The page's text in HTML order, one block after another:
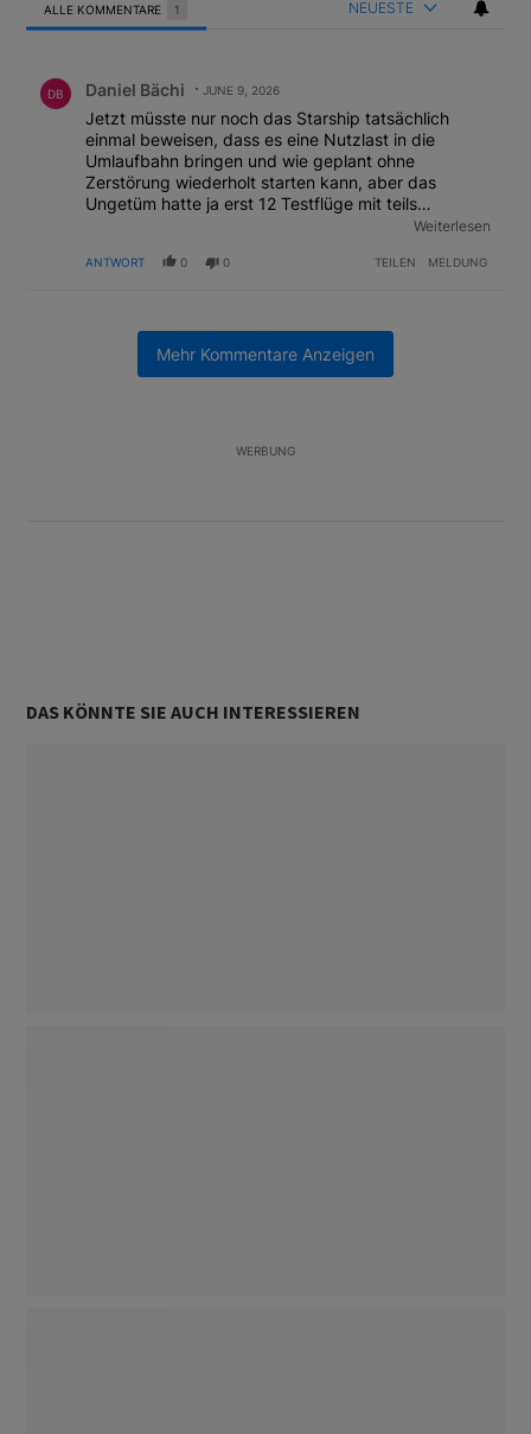
Mehr Kommentare Anzeigen
ALLE KOMMENTARE 1 NEUESTE
DB Daniel Bächi JUNE 9, 2026
Jetzt müsste nur noch das Starship tatsächlich
einmal beweisen, dass es eine Nutzlast in die
Umlaufbahn bringen und wie geplant ohne
Zerstörung wiederholt starten kann, aber das
Ungetüm hatte ja erst 12 Testflüge mit teils
spetakulären "unscheduled rapid disassemblies"...
ein gigantisches Defizit, ähnlich wie 2010 bei Tesla.
gealterten, offen Drogen konsumierenden und
politisch am rechtesten Rand agierenden CEO mit
Allmachtsallüren abzukaufen.
Weiterlesen
ANTWORT 0 0 TEILEN MELDUNG
AKTIVE UNTERHALTUNGEN
Das Folgende ist eine Liste der am meisten kommentierten
Ein Trendartikel mit dem Titel "Margin Calls bei Situational
Margin Calls bei Situational Awareness: Alles über
den Retter-Deal
Ein Trendartikel mit dem Titel "US-Finanzministerium bereitet
US-Finanzministerium bereitet Banken laut Insider
WERBUNG
DAS KÖNNTE SIE AUCH INTERESSIEREN